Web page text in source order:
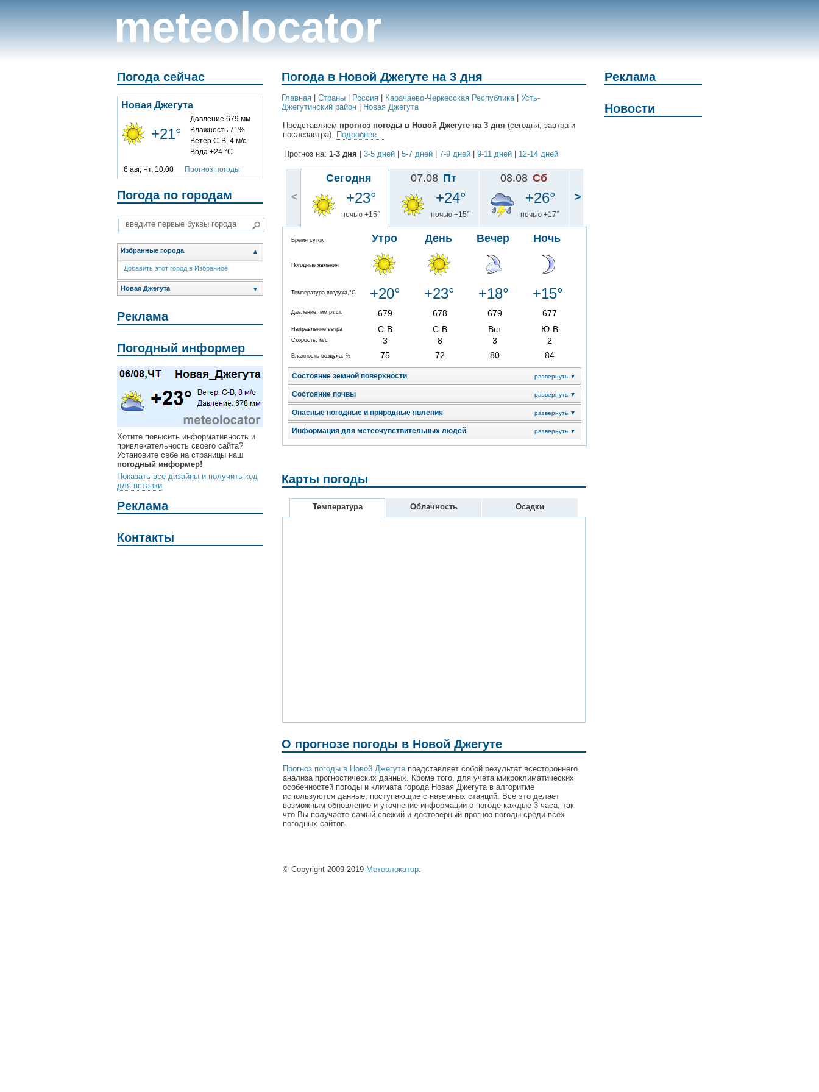
meteolocator
Погода сейчас
Новая Джегута
+21°
Давление 679 мм
Влажность 71%
Ветер С-В, 4 м/с
Вода +24 °C
6 авг, Чт, 10:00 Прогноз погоды
Погода по городам
Избранные города ▲
Добавить этот город в Избранное
Новая Джегута ▼
Реклама
Погодный информер
Хотите повысить информативность и
привлекательность своего сайта?
Установите себе на страницы наш
погодный информер!
Показать все дизайны и получить код
для вставки
Реклама
Контакты
Погода в Новой Джегуте на 3 дня
Главная Cтраны Россия Карачаево-Черкесская Республика| Усть-
Джегутинский район
Новая Джегута
Представляем прогноз погоды в Новой Джегуте на 3 дня (сегодня, завтра и
послезавтра). Подробнее...
Прогноз на: 1-3 дня 3-5 дней 5-7 дней 7-9 дней 9-11 дней 12-14 дней
<
Сегодня
+23°
ночью +15°
Время суток Утро День Вечер Ночь
Погодные явления
Температура воздуха,°C +20° +23° +18° +15°
Давление, мм рт.ст. 679 678 679 677
Направление ветра С-В С-В Вст Ю-В
Скорость, м/с 3 8 3 2
Влажность воздуха, % 75 72 80 84
Состояние земной поверхности развернуть ▼
Состояние почвы развернуть ▼
Опасные погодные и природные явления развернуть ▼
Информация для метеочувствительных людей развернуть ▼
07.08 Пт
+24°
ночью +15°
08.08 Сб
+26°
ночью +17°
>
Карты погоды
Температура Облачность Осадки
О прогнозе погоды в Новой Джегуте
Прогноз погоды в Новой Джегуте представляет собой результат всестороннего
анализа прогностических данных. Кроме того, для учета микроклиматических
особенностей погоды и климата города Новая Джегута в алгоритме
используются данные, поступающие с наземных станций. Все это делает
возможным обновление и уточнение информации о погоде каждые 3 часа, так
что Вы получаете самый свежий и достоверный прогноз погоды среди всех
погодных сайтов.
© Copyright 2009-2019 Метеолокатор
Реклама
Новости